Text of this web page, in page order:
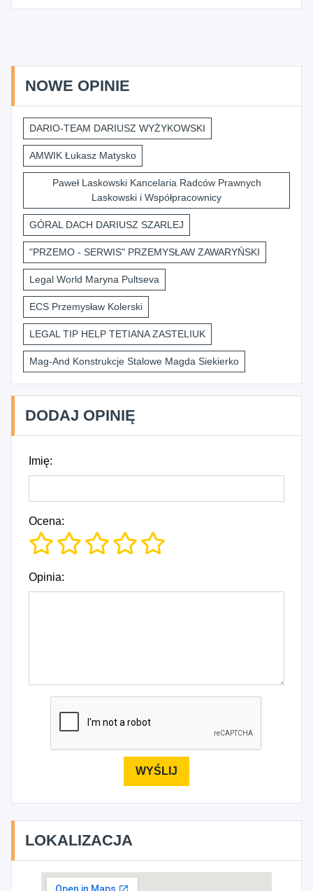
NOWE OPINIE
DARIO-TEAM DARIUSZ WYŻYKOWSKI
AMWIK Łukasz Matysko
Paweł Laskowski Kancelaria Radców Prawnych
Laskowski i Współpracownicy
GÓRAL DACH DARIUSZ SZARLEJ
"PRZEMO - SERWIS" PRZEMYSŁAW ZAWARYŃSKI
Legal World Maryna Pultseva
ECS Przemysław Kolerski
LEGAL TIP HELP TETIANA ZASTELIUK
Mag-And Konstrukcje Stalowe Magda Siekierko
DODAJ OPINIĘ
Imię:
Ocena:
Opinia:
LOKALIZACJA